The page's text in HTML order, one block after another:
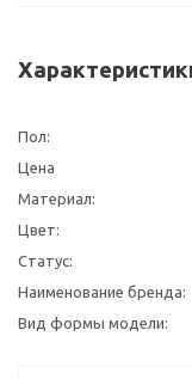
Пол:
Цена
Материал:
Цвет:
Статус:
Наименование бренда:
Вид формы модели: